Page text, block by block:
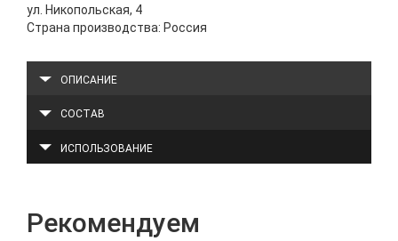
ул. Никопольская, 4
Страна производства: Россия
ОПИСАНИЕ
СОСТАВ
ИСПОЛЬЗОВАНИЕ
Рекомендуем